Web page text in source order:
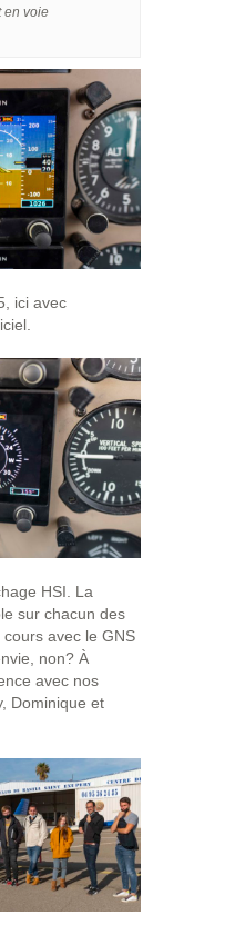
en voie
ici avec
HSI. La
sur chacun des
avec le GNS
non? À
avec nos
Dominique et